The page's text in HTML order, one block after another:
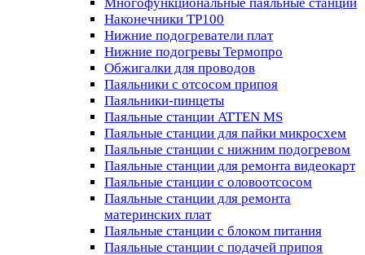
Наконечники TP100
Нижние подогреватели плат
Нижние подогревы Термопро
Обжигалки для проводов
Паяльники с отсосом припоя
Паяльники-пинцеты
Паяльные станции ATTEN MS
Паяльные станции для пайки микросхем
Паяльные станции с нижним подогревом
Паяльные станции для ремонта видеокарт
Паяльные станции с оловоотсосом
Паяльные станции для ремонта
материнских плат
Паяльные станции с блоком питания
Паяльные станции с подачей припоя